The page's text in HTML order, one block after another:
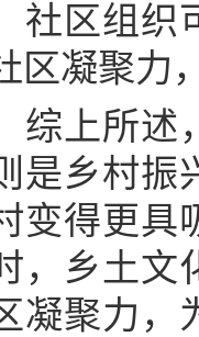
社区组织
区凝聚力
上所述，
是乡村振
变得更具
，乡土文
凝聚力，